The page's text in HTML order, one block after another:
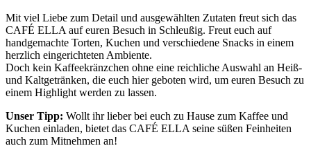
Mit viel Liebe zum Detail und ausgewählten Zutaten freut sich das
CAFÉ ELLA auf euren Besuch in Schleußig. Freut euch auf
handgemachte Torten, Kuchen und verschiedene Snacks in einem
herzlich eingerichteten Ambiente.
Doch kein Kaffeekränzchen ohne eine reichliche Auswahl an Heiß-
und Kaltgetränken, die euch hier geboten wird, um euren Besuch zu
einem Highlight werden zu lassen.
Unser Tipp: Wollt ihr lieber bei euch zu Hause zum Kaffee und
Kuchen einladen, bietet das CAFÉ ELLA seine süßen Feinheiten
auch zum Mitnehmen an!